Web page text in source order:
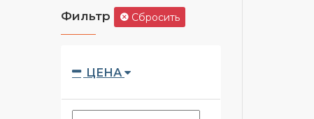
Фильтр Сбросить
ЦЕНА